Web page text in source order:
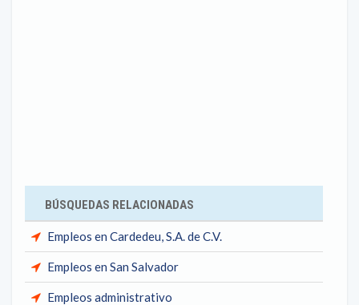
BÚSQUEDAS RELACIONADAS
Empleos en Cardedeu, S.A. de C.V.
Empleos en San Salvador
Empleos administrativo